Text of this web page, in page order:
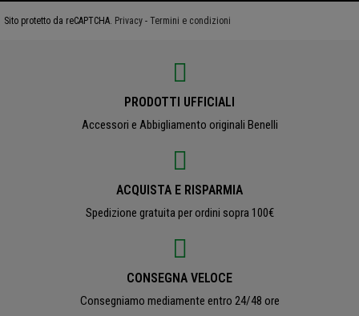
Sito protetto da reCAPTCHA. Privacy - Termini e condizioni
PRODOTTI UFFICIALI
Accessori e Abbigliamento originali Benelli
ACQUISTA E RISPARMIA
Spedizione gratuita per ordini sopra 100€
CONSEGNA VELOCE
Consegniamo mediamente entro 24/48 ore